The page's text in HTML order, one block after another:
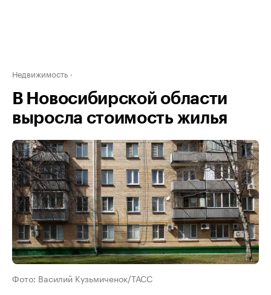
Недвижимость
В Новосибирской области
выросла стоимость жилья
Фото: Василий Кузьмиченок/ТАСС